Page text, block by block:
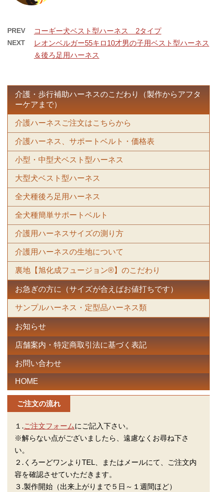
PREV コーギー犬ベスト型ハーネス 2タイプ
NEXT
レオンベルガー55キロ10才男の子用ベスト型ハーネス
＆後ろ足用ハーネス
介護・歩行補助ハーネスのこだわり（製作からアフタ
ーケアまで）
介護ハーネスご注文はこちらから
介護ハーネス、サポートベルト・価格表
小型・中型犬ベスト型ハーネス
大型犬ベスト型ハーネス
全犬種後ろ足用ハーネス
全犬種簡単サポートベルト
介護用ハーネスサイズの測り方
介護用ハーネスの生地について
裏地【旭化成フュージョン®】のこだわり
お急ぎの方に（サイズが合えばお値打ちです）
サンプルハーネス・定型品ハーネス類
お知らせ
店舗案内・特定商取引法に基づく表記
お問い合わせ
HOME
ご注文の流れ
１.ご注文フォームにご記入下さい。
※解らない点がございましたら、遠慮なくお尋ね下さ
い。
２.くろーどワンよりTEL、またはメールにて、ご注文内
容を確認させていただきます。
３.製作開始（出来上がりまで５日～１週間ほど）